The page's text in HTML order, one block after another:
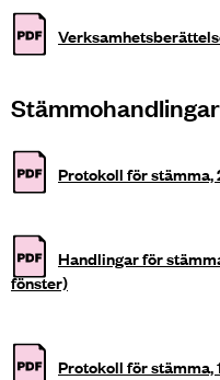
Protokoll för
Handlingar för
fönster)
Protokoll för stämma,